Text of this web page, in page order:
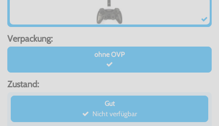
Verpackung:
ohne OVP
Zustand:
Gut
Nicht verfügbar